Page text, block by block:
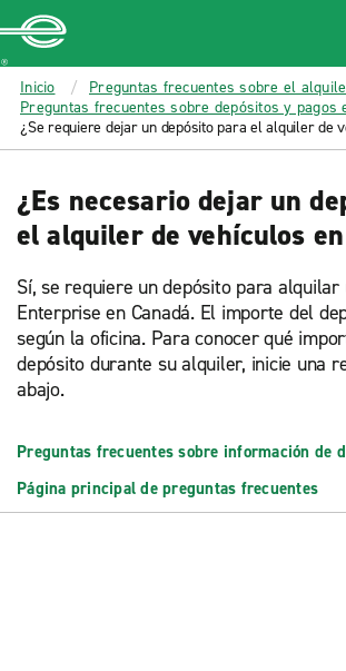
MAIN
CONTENT
Enterprise
Inicio
Preguntas frecuentes sobre el
Preguntas frecuentes sobre depósitos y pagos
¿Se requiere dejar un depósito para el alquiler de
¿Es necesario dejar un
el alquiler de vehículos
Sí, se requiere un depósito para alquilar
Enterprise en Canadá. El importe del
según la oficina. Para conocer qué
depósito durante su alquiler, inicie una
abajo.
Preguntas frecuentes sobre información de
Página principal de preguntas frecuentes